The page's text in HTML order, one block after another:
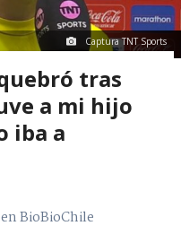
Captura TNT Sports
tras
a mi hijo
iba a
BioBioChile